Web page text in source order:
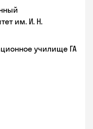
им. И. Н.
училище ГА